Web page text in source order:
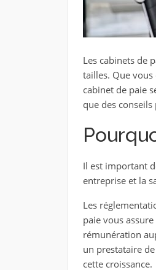
Les cabinets de
tailles. Que
cabinet de paie
que des
Il est important
entreprise et la
Les
paie vous
rémunération
un prestataire
cette croissance.